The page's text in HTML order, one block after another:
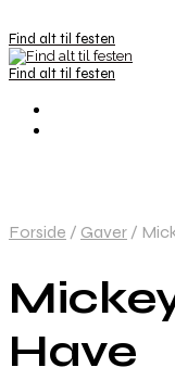
Find alt til festen
Find alt til festen
Forside / Gaver /
Have